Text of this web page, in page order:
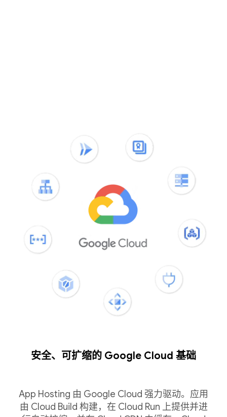
安全、可扩缩的 Google Cloud 基础
App Hosting 由 Google Cloud 强力驱动。应用
由 Cloud Build 构建，在 Cloud Run 上提供并进